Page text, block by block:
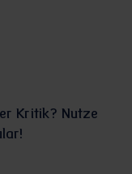
Kritik? Nutze